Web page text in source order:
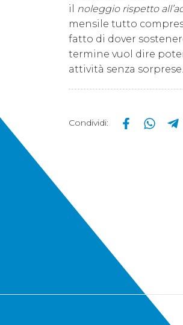
il noleggio rispetto
mensile tutto
fatto di dover
termine vuol dire
attività senza sorprese.
Condividi: